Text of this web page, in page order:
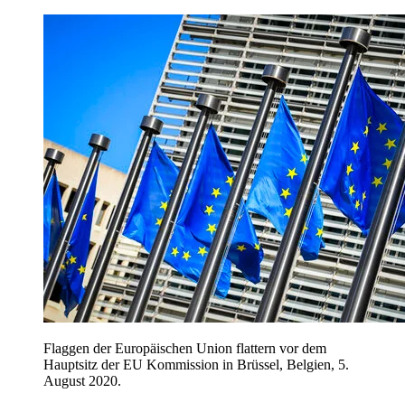
Flaggen der Europäischen Union flattern vor dem
Hauptsitz der EU Kommission in Brüssel, Belgien, 5.
August 2020.